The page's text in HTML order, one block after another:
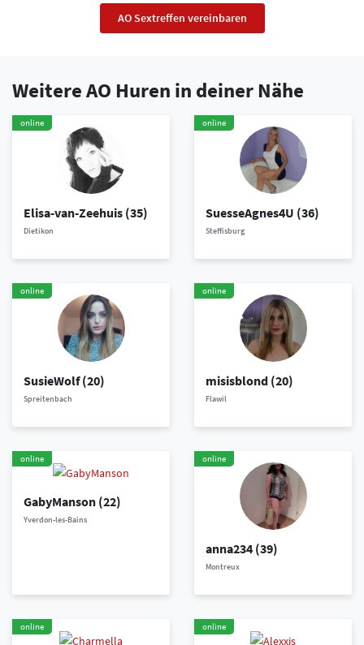
AO Sextreffen vereinbaren
Weitere AO Huren in deiner Nähe
online
Elisa-van-Zeehuis (35)
Dietikon
online
SuesseAgnes4U (36)
Steffisburg
online
SusieWolf (20)
Spreitenbach
online
misisblond (20)
Flawil
online
GabyManson (22)
Yverdon-les-Bains
online
anna234 (39)
Montreux
online online